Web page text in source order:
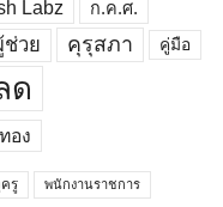
Labz ก.ค.ศ.
ช่วย คุรุสภา คู่มือ
ด
อง
รู พนักงานราชการ